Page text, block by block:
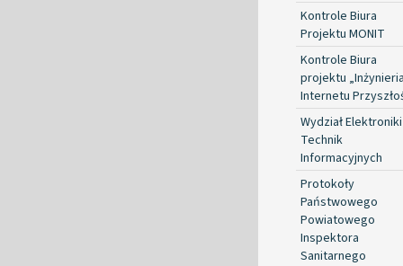
Kontrole Biura
Projektu MONIT
Kontrole Biura
projektu „Inżynieria
Internetu
Wydział
Technik
Informacyjnych
Protokoły
Państwowego
Powiatowego
Inspektora
Sanitarnego